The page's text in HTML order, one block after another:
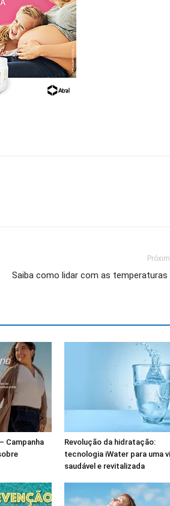
Saiba como lidar com as temperaturas
Campanha
Revolução da hidratação:
tecnologia iWater para uma
saudável e revitalizada